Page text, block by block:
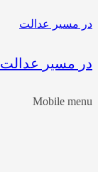
در مسیر عدالت
در مسیر عدالت
Mobile menu